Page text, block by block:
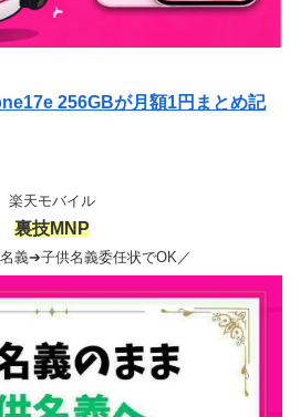
256GBが月額1円まとめ記
楽天モバイル
裏技MNP
義➔子供名義委任状でOK／